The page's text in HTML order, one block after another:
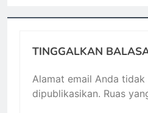
TINGGALKAN
Alamat email Anda tidak
dipublikasikan. Ruas